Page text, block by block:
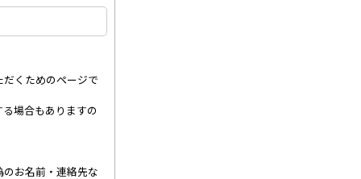
くためのページで
場合もありますの
お名前・連絡先な